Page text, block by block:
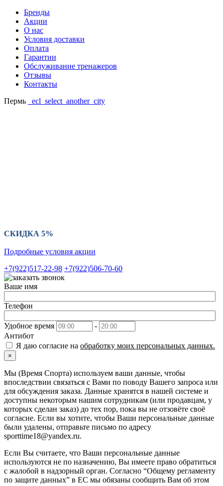
Бренды
Акции
О нас
Условия доставки
Оплата
Гарантии
Обслуживание тренажеров
Отзывы
Контакты
Пермь
_ecl_select_another_city
СКИДКА 5%
Подробные условия акции
+7(922)517-22-98 +7(922)506-70-60
Ваше имя
Телефон
Удобное время
-
Антибот
Я даю согласие на обработку моих персональных данных.
×
Мы (Время Спорта) используем ваши данные, чтобы
впоследствии связаться с Вами по поводу Вашего запроса или
для обсуждения заказа. Данные хранятся в нашей системе и
доступны некоторым нашим сотрудникам (или продавцам, у
которых сделан заказ) до тех пор, пока вы не отзовёте своё
согласие. Если вы хотите, чтобы Ваши персональные данные
были удалены, отправьте письмо по адресу
sporttime18@yandex.ru.
Если Вы считаете, что Ваши персональные данные
используются не по назначению, Вы имеете право обратиться
с жалобой в надзорный орган. Согласно “Общему регламенту
по защите данных” в ЕС мы обязаны сообщить Вам об этом